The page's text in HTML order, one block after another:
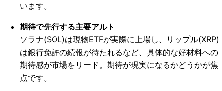
います。
期待で先行する主要アルト
ソラナ(SOL)は現物ETFが実際に上場し、リップル(XRP)
は銀行免許の続報が待たれるなど、具体的な好材料への
期待感が市場をリード。期待が現実になるかどうかが焦
点です。